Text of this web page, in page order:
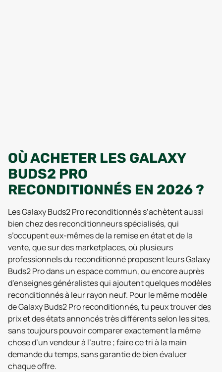
OÙ ACHETER LES GALAXY
BUDS2 PRO
RECONDITIONNÉS EN 2026 ?
Les Galaxy Buds2 Pro reconditionnés s’achètent aussi
bien chez des reconditionneurs spécialisés, qui
s’occupent eux-mêmes de la remise en état et de la
vente, que sur des marketplaces, où plusieurs
professionnels du reconditionné proposent leurs Galaxy
Buds2 Pro dans un espace commun, ou encore auprès
d’enseignes généralistes qui ajoutent quelques modèles
reconditionnés à leur rayon neuf. Pour le même modèle
de Galaxy Buds2 Pro reconditionnés, tu peux trouver des
prix et des états annoncés très différents selon les sites,
sans toujours pouvoir comparer exactement la même
chose d’un vendeur à l’autre ; faire ce tri à la main
demande du temps, sans garantie de bien évaluer
chaque offre.